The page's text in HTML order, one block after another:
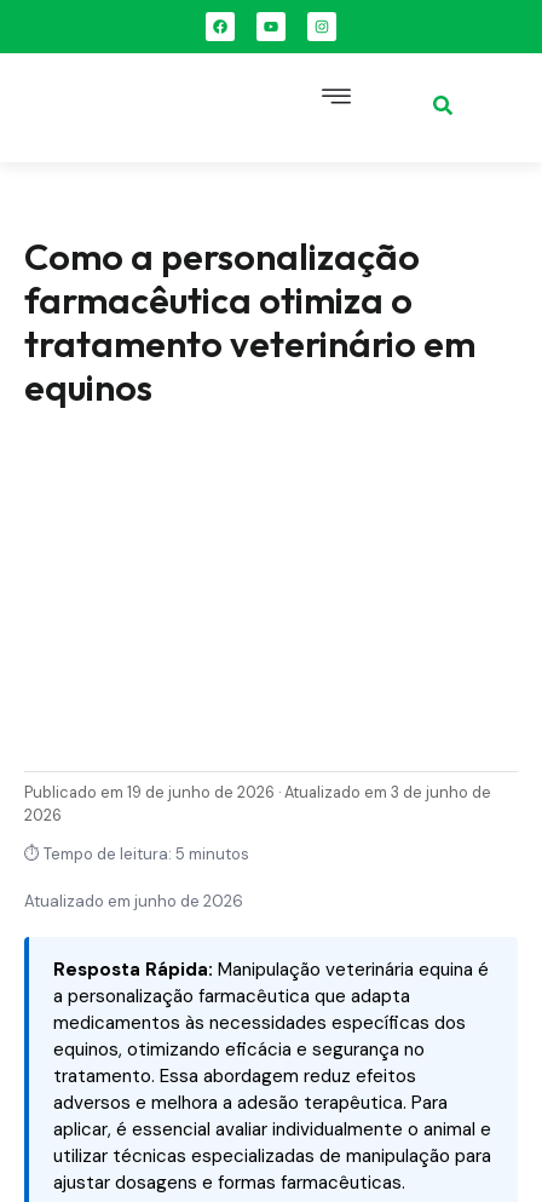
Como a personalização
farmacêutica otimiza o
tratamento veterinário em
equinos
Publicado em 19 de junho de 2026 · Atualizado em 3 de junho de
2026
⏱ Tempo de leitura: 5 minutos
Atualizado em junho de 2026
Resposta Rápida: Manipulação veterinária equina é
a personalização farmacêutica que adapta
medicamentos às necessidades específicas dos
equinos, otimizando eficácia e segurança no
tratamento. Essa abordagem reduz efeitos
adversos e melhora a adesão terapêutica. Para
aplicar, é essencial avaliar individualmente o animal e
utilizar técnicas especializadas de manipulação para
ajustar dosagens e formas farmacêuticas.